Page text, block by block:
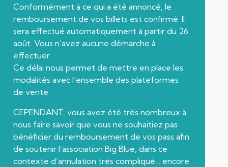
Conformément à ce qui a été annoncé, le
remboursement de vos billets est confirmé. Il
sera effectué automatiquement à partir du 26
août. Vous n’avez aucune démarche à
effectuer.
Ce délai nous permet de mettre en place les
modalités avec l’ensemble des plateformes
de vente.
CEPENDANT, vous avez été très nombreux à
nous faire savoir que vous ne souhaitiez pas
bénéficier du remboursement de vos pass afin
de soutenir l’association Big Blue, dans ce
contexte d’annulation très compliqué… encore